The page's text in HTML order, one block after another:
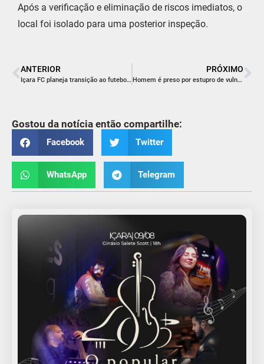
Após a verificação e eliminação de riscos imediatos, o
local foi isolado para uma posterior inspeção.
ANTERIOR
Içara FC planeja transição ao futebol profissional e mira disputa da Série C do Catarinense em 2027
PRÓXIMO
Homem é preso por estupro de vulnerável em Braço do Norte
Gostou da notícia então compartilhe:
Facebook Twitter
WhatsApp Telegram